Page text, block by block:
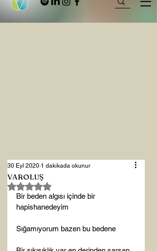
VAROLUŞ
30 Eyl 2020 1 dakikada okunur
5 üzerinden NaN yıldız
Bir beden algısı içinde bir
hapishanedeyim
Sığamıyorum bazen bu bedene